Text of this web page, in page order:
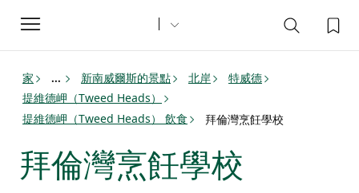
Toggle
navigation
家 ... 新南威爾斯的景點 北岸
特威德
提維德岬（Tweed Heads）
提維德岬（Tweed Heads） 飲食
拜倫灣烹飪學校
拜倫灣烹飪學校